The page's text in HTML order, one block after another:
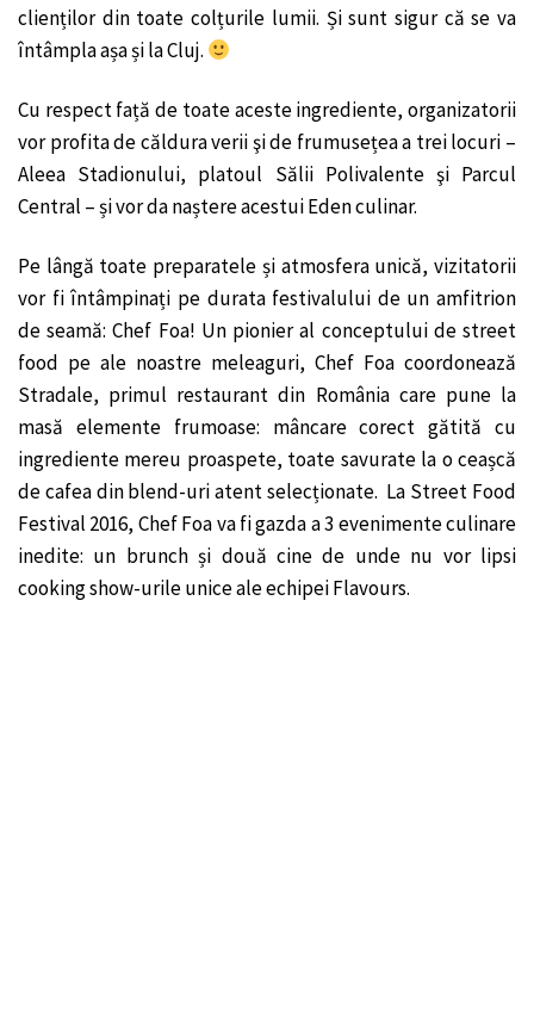
clienților din toate colțurile lumii. Și sunt sigur că se va
întâmpla așa și la Cluj.
Cu respect față de toate aceste ingrediente, organizatorii
vor profita de căldura verii şi de frumusețea a trei locuri –
Aleea Stadionului, platoul Sălii Polivalente şi Parcul
Central – și vor da naștere acestui Eden culinar.
Pe lângă toate preparatele și atmosfera unică, vizitatorii
vor fi întâmpinați pe durata festivalului de un amfitrion
de seamă: Chef Foa! Un pionier al conceptului de street
food pe ale noastre meleaguri, Chef Foa coordonează
Stradale, primul restaurant din România care pune la
masă elemente frumoase: mâncare corect gătită cu
ingrediente mereu proaspete, toate savurate la o ceașcă
de cafea din blend-uri atent selecționate. La Street Food
Festival 2016, Chef Foa va fi gazda a 3 evenimente culinare
inedite: un brunch și două cine de unde nu vor lipsi
cooking show-urile unice ale echipei Flavours.